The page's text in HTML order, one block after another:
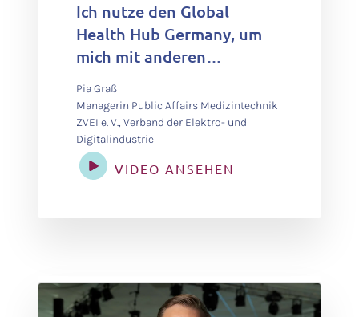
Ich nutze den Global
Health Hub Germany, um
mich mit anderen
Akteursgruppen
auszutauschen, über den
Tellerrand
hinauszuschauen und die
Diskussion zu fördern.
Pia Graß
Managerin Public Affairs Medizintechnik
ZVEI e. V., Verband der Elektro- und
Digitalindustrie
VIDEO ANSEHEN